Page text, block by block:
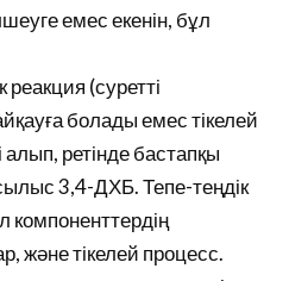
емес екенін, бұл
(суретті
болады емес тікелей
алып, ретінде бастапқы
3,4-ДХБ. Тепе-теңдік
компоненттердің
және тікелей процесс.